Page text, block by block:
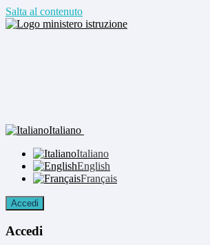
Salta al contenuto
Italiano
Italiano
English
Français
Accedi
Accedi